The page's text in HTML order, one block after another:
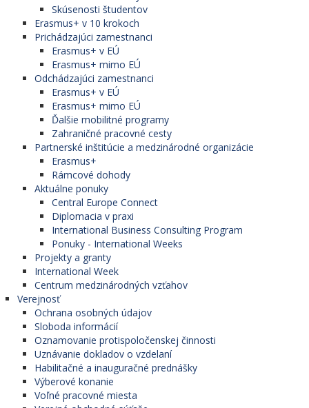
Skúsenosti študentov
Erasmus+ v 10 krokoch
Prichádzajúci zamestnanci
Erasmus+ v EÚ
Erasmus+ mimo EÚ
Odchádzajúci zamestnanci
Erasmus+ v EÚ
Erasmus+ mimo EÚ
Ďalšie mobilitné programy
Zahraničné pracovné cesty
Partnerské inštitúcie a medzinárodné organizácie
Erasmus+
Rámcové dohody
Aktuálne ponuky
Central Europe Connect
Diplomacia v praxi
International Business Consulting Program
Ponuky - International Weeks
Projekty a granty
International Week
Centrum medzinárodných vzťahov
Verejnosť
Ochrana osobných údajov
Sloboda informácií
Oznamovanie protispoločenskej činnosti
Uznávanie dokladov o vzdelaní
Habilitačné a inauguračné prednášky
Výberové konanie
Voľné pracovné miesta